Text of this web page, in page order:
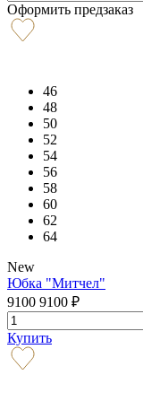
Оформить предзаказ
46
48
50
52
54
56
58
60
62
64
New
Юбка "Митчел"
9100 9100 ₽
Купить